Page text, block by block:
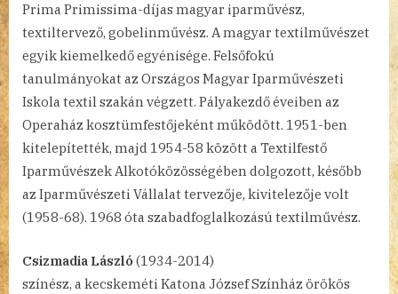
Prima Primissima-díjas magyar iparművész,
textiltervező, gobelinművész. A magyar textilművészet
egyik kiemelkedő egyénisége. Felsőfokú
tanulmányokat az Országos Magyar Iparművészeti
Iskola textil szakán végzett. Pályakezdő éveiben az
Operaház kosztümfestőjeként működött. 1951-ben
kitelepítették, majd 1954-58 között a Textilfestő
Iparművészek Alkotóközösségében dolgozott, később
az Iparművészeti Vállalat tervezője, kivitelezője volt
(1958-68). 1968 óta szabadfoglalkozású textilművész.
Csizmadia László (1934-2014)
színész, a kecskeméti Katona József Színház örökös